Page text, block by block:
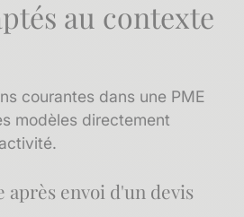
au contexte
courantes dans une PME
modèles directement
après envoi d'un devis